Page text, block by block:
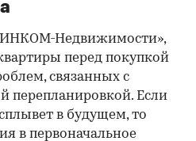
Недвижимости»,
перед покупкой
связанных с
перепланировкой. Если
в будущем, то
в первоначальное